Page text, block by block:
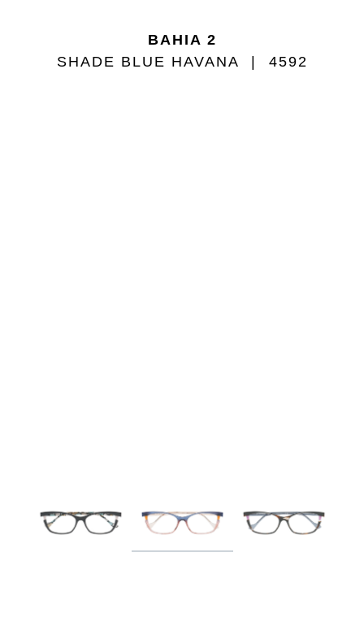
BAHIA 2
SHADE BLUE HAVANA
4592